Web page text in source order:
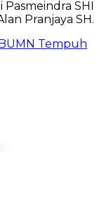
Tempuh